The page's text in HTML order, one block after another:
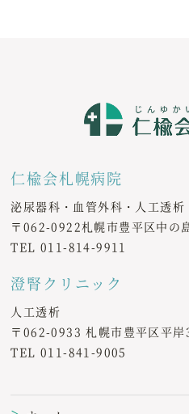
仁楡会札幌病院
泌尿器科・血管外科・人工透析
〒062-0922札幌市豊平区中の
TEL011-814-9911
澄腎クリニック
人工透析
〒062-0933 札幌市豊平区平
TEL011-841-9005